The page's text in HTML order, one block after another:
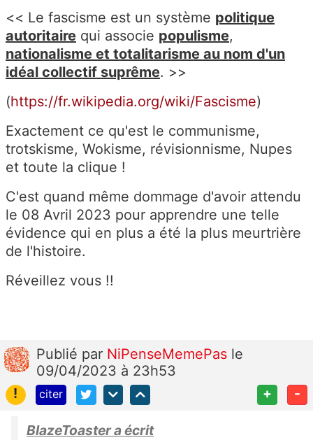
<< Le fascisme est un système politique
autoritaire qui associe populisme,
nationalisme et totalitarisme au nom d'un
idéal collectif suprême. >>
(https://fr.wikipedia.org/wiki/Fascisme)
Exactement ce qu'est le communisme,
trotskisme, Wokisme, révisionnisme, Nupes
et toute la clique !
C'est quand même dommage d'avoir attendu
le 08 Avril 2023 pour apprendre une telle
évidence qui en plus a été la plus meurtrière
de l'histoire.
Réveillez vous !!
Publié par NiPenseMemePas le
09/04/2023 à 23h53
!
citer + -
BlazeToaster a écrit